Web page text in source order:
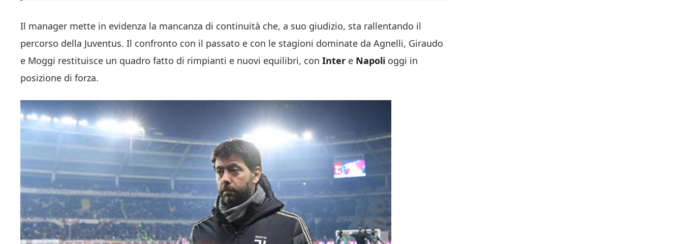
Il manager mette in evidenza la mancanza di continuità che, a suo giudizio, sta rallentando il
percorso della Juventus. Il confronto con il passato e con le stagioni dominate da Agnelli, Giraudo
e Moggi restituisce un quadro fatto di rimpianti e nuovi equilibri, con Inter e Napoli oggi in
posizione di forza.